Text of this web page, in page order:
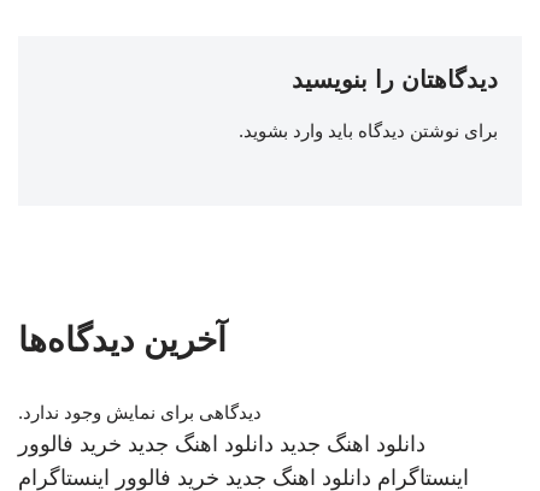
دیدگاهتان را بنویسید
برای نوشتن دیدگاه باید وارد بشوید.
آخرین دیدگاه‌ها
دیدگاهی برای نمایش وجود ندارد.
دانلود اهنگ جدید دانلود اهنگ جدید خرید فالوور
اینستاگرام دانلود اهنگ جدید خرید فالوور اینستاگرام